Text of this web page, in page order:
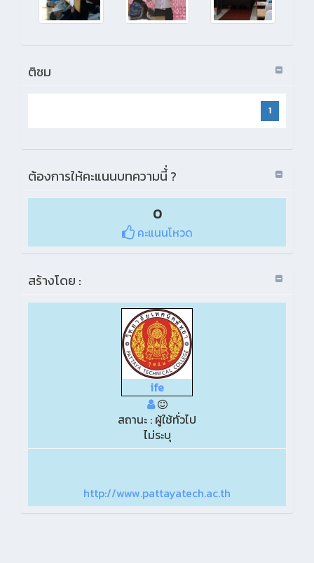
ติชม
1
ต้องการให้คะแนนบทความนี้่ ?
0
คะแนนโหวด
สร้างโดย :
ife
สถานะ : ผู้ใช้ทั่วไป
ไม่ระบุ
http://www.pattayatech.ac.th